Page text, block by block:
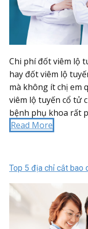
Chi phí đốt viêm lộ
hay đốt viêm lộ
mà không ít chị em
viêm lộ tuyến cổ tử
bệnh phụ khoa rất
Read More
Top 5 địa chỉ cắt bao